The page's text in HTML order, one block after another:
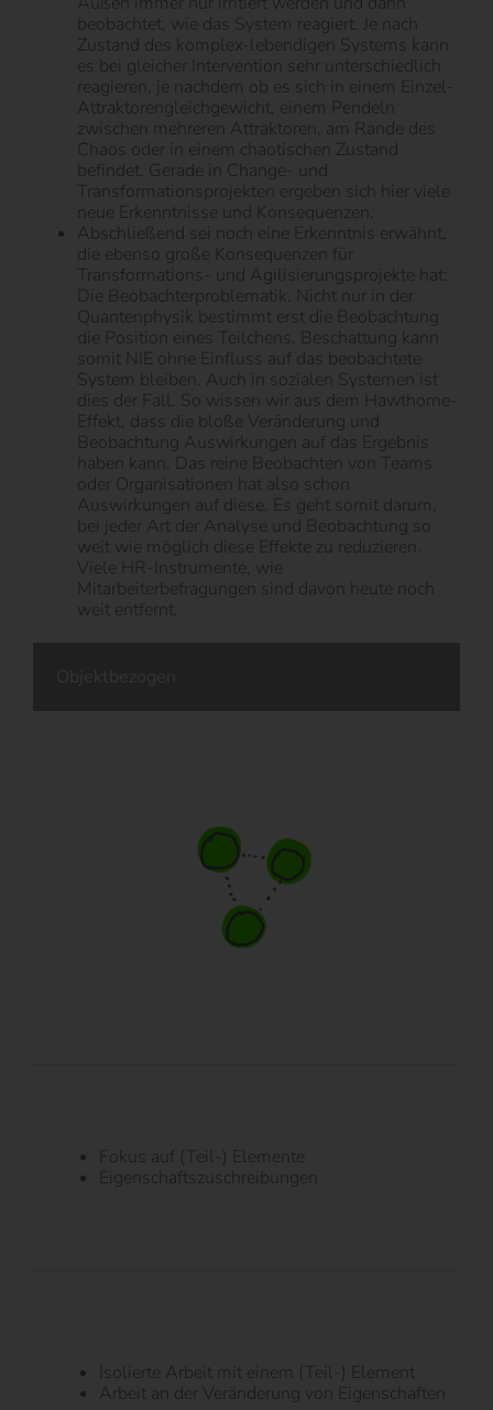
beobachtet, wie das System reagiert. Je nach
Zustand des komplex-lebendigen Systems kann
es bei gleicher Intervention sehr unterschiedlich
reagieren, je nachdem ob es sich in einem Einzel-
Attraktorengleichgewicht, einem Pendeln
zwischen mehreren Attraktoren, am Rande des
Chaos oder in einem chaotischen Zustand
befindet. Gerade in Change- und
Transformationsprojekten ergeben sich hier viele
neue Erkenntnisse und Konsequenzen.
Abschließend sei noch eine Erkenntnis erwähnt,
die ebenso große Konsequenzen für
Transformations- und Agilisierungsprojekte hat:
Die Beobachterproblematik. Nicht nur in der
Quantenphysik bestimmt erst die Beobachtung
die Position eines Teilchens. Beschattung kann
somit NIE ohne Einfluss auf das beobachtete
System bleiben. Auch in sozialen Systemen ist
dies der Fall. So wissen wir aus dem Hawthorne-
Effekt, dass die bloße Veränderung und
Beobachtung Auswirkungen auf das Ergebnis
haben kann. Das reine Beobachten von Teams
oder Organisationen hat also schon
Auswirkungen auf diese. Es geht somit darum,
bei jeder Art der Analyse und Beobachtung so
weit wie möglich diese Effekte zu reduzieren.
Viele HR-Instrumente, wie
Mitarbeiterbefragungen sind davon heute noch
weit entfernt.
Fokus auf (Teil-) Elemente
Eigenschaftszuschreibungen
Isolierte Arbeit mit einem (Teil-) Element
Arbeit an der Veränderung von Eigenschaften